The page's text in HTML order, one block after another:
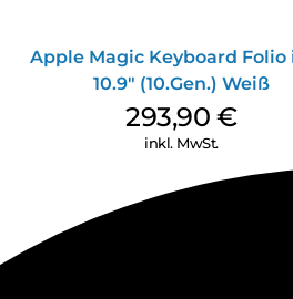
Apple Magic Keyboard Folio
10.9″ (10.Gen.) Weiß
293,90€
inkl. MwSt.